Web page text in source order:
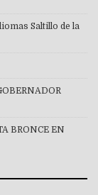
Saltillo de la
BRONCE EN